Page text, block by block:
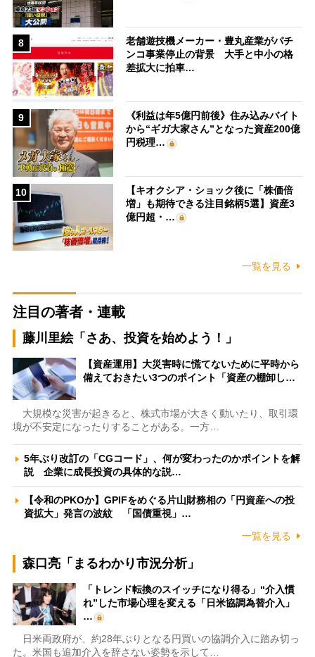
8
老舗遊技機メーカー・豊丸産業がパチ
ンコ事業停止の背景 大手と中小の格
差拡大に拍車…
9
《利益は年5億円前後》住み込みバイト
から“ギガ大家さん”となった資産200億
円税理…
10
【キオクシア・ショック後に「株価倍
増」も期待できる注目銘柄5選】資産3
億円超・…
一覧を見る
注目の著者・連載
藤川里絵「さあ、投資を始めよう！」
【資産運用】大災害時に慌てないために平時から
備えておきたい3つのポイント「資産の棚卸し…
大規模な災害が起きると、株式市場が大きく動いたり、取引環
境が不安定になったりすることがある。一方…
5年ぶり改訂の「CGコード」、何が変わったのかポイントを解
説 企業に成長投資の具体的な説…
【令和のPKOか】GPIFをめぐる片山財務相の「円資産への投
資拡大」発言の波紋 「国債重視」…
一覧を見る
森口亮「まるわかり市況分析」
「トレンド転換のスイッチになり得る」“介入慣
れ”した市場心理を変える「日米協調為替介入」
…
日米両政府が、約28年ぶりとなる円買いの協調介入に踏み切っ
た。米国も追加介入を辞さない姿勢を示して…